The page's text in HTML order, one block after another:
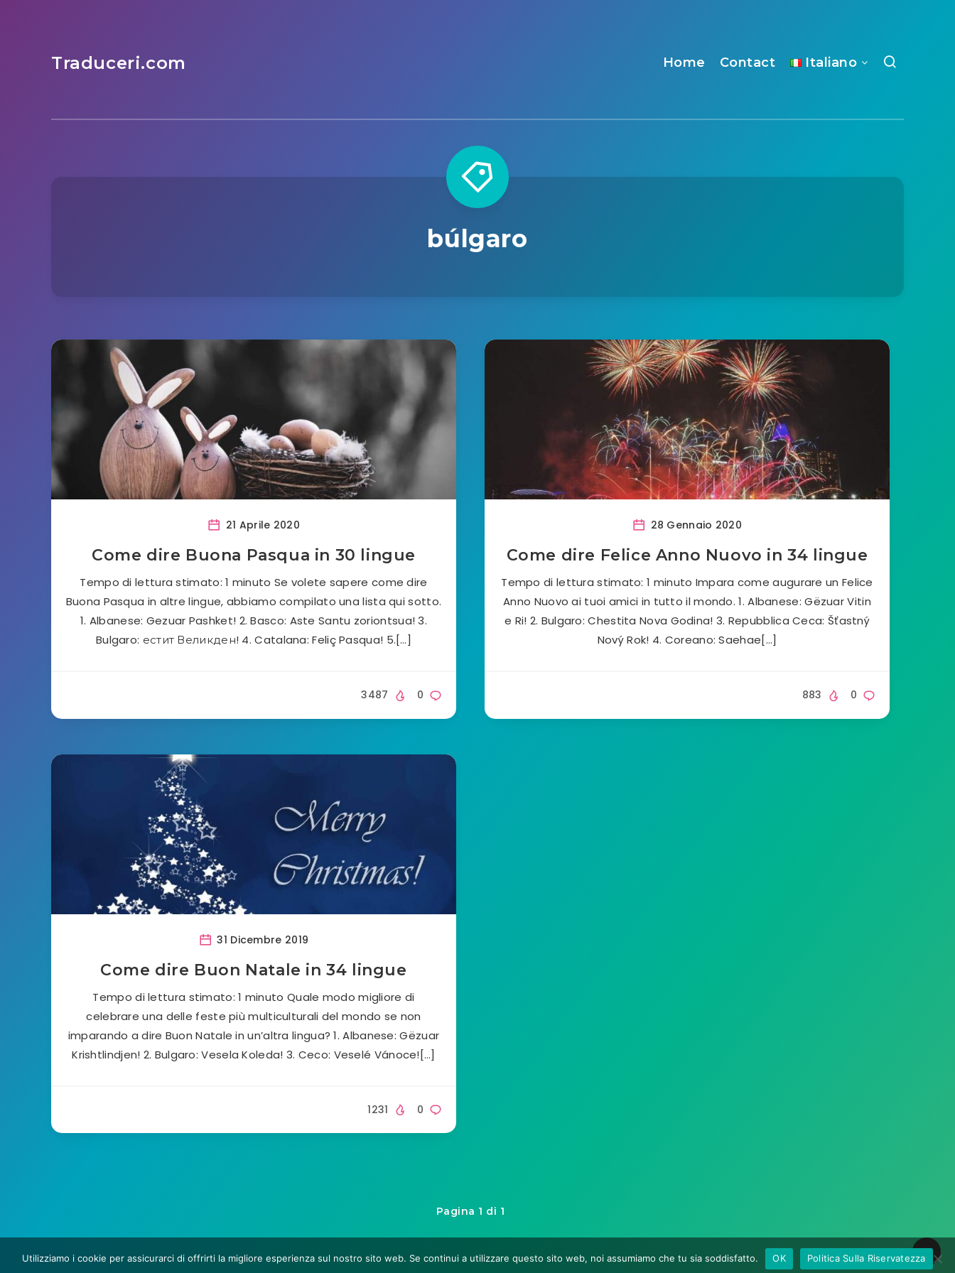
Traduceri.com Home Contact Italiano
búlgaro
21 Aprile 2020
Come dire Buona Pasqua in 30 lingue
Tempo di lettura stimato: 1 minuto Se volete sapere come dire
Buona Pasqua in altre lingue, abbiamo compilato una lista qui sotto.
1. Albanese: Gezuar Pashket! 2. Basco: Aste Santu zoriontsua! 3.
Bulgaro: естит Великден! 4. Catalana: Feliç Pasqua! 5.[…]
0
3487
28 Gennaio 2020
Come dire Felice Anno Nuovo in 34 lingue
Tempo di lettura stimato: 1 minuto Impara come augurare un Felice
Anno Nuovo ai tuoi amici in tutto il mondo. 1. Albanese: Gëzuar Vitin
e Ri! 2. Bulgaro: Chestita Nova Godina! 3. Repubblica Ceca: Šťastný
Nový Rok! 4. Coreano: Saehae[…]
0
883
31 Dicembre 2019
Come dire Buon Natale in 34 lingue
Tempo di lettura stimato: 1 minuto Quale modo migliore di
celebrare una delle feste più multiculturali del mondo se non
imparando a dire Buon Natale in un’altra lingua? 1. Albanese: Gëzuar
Krishtlindjen! 2. Bulgaro: Vesela Koleda! 3. Ceco: Veselé Vánoce![…]
0
1231
Pagina 1 di 1
Utilizziamo i cookie per assicurarci di offrirti la migliore esperienza sul nostro sito web. Se continui a utilizzare questo sito web, noi assumiamo che tu sia soddisfatto. OK Politica Sulla Riservatezza